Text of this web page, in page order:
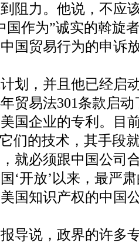
阻力。他说，不应
国作为”诚实的斡旋
国贸易行为的申诉
划，并且他已经启
贸易法301条款启
国企业的专利。目
们的技术，其手段
就必须跟中国公司
‘开放’以来，最严
国知识产权的中国
报导说，政界的许多